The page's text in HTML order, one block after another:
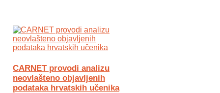
CARNET provodi analizu
neovlašteno objavljenih
podataka hrvatskih učenika